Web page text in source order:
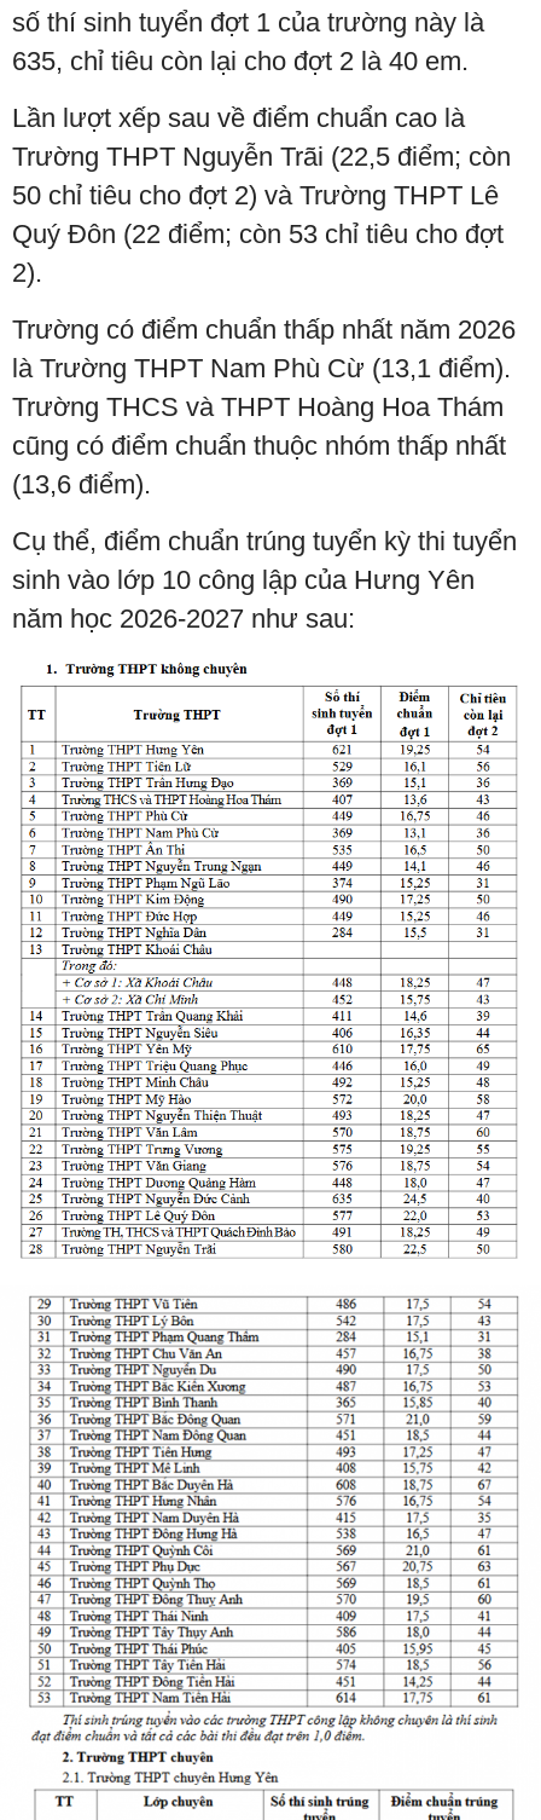
số thí sinh tuyển đợt 1 của trường này là
635, chỉ tiêu còn lại cho đợt 2 là 40 em.
Lần lượt xếp sau về điểm chuẩn cao là
Trường THPT Nguyễn Trãi (22,5 điểm; còn
50 chỉ tiêu cho đợt 2) và Trường THPT Lê
Quý Đôn (22 điểm; còn 53 chỉ tiêu cho đợt
2).
Trường có điểm chuẩn thấp nhất năm 2026
là Trường THPT Nam Phù Cừ (13,1 điểm).
Trường THCS và THPT Hoàng Hoa Thám
cũng có điểm chuẩn thuộc nhóm thấp nhất
(13,6 điểm).
Cụ thể, điểm chuẩn trúng tuyển kỳ thi tuyển
sinh vào lớp 10 công lập của Hưng Yên
năm học 2026-2027 như sau: